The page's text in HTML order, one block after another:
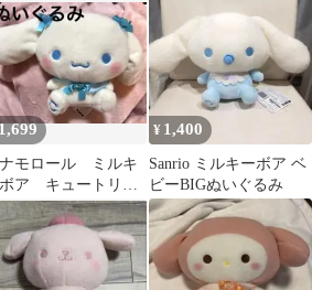
メロディ
モロール ミルキ
ア キュートリボ
ぬいぐるみ
¥ 1,400
Sanrio ミルキーボア ベ
ビーBIGぬいぐるみ